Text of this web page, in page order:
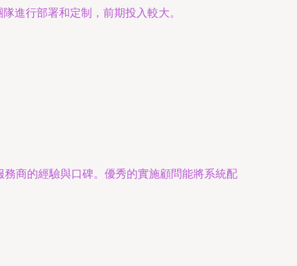
進行部署和定制，前期投入較大。
商的經驗與口碑。優秀的實施顧問能將系統配